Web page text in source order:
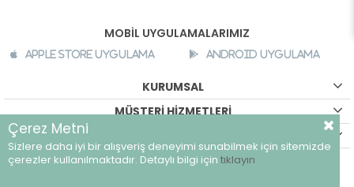
MOBİL UYGULAMALARIMIZ
Apple Store Uygulama Android Uygulama
KURUMSAL
MÜŞTERİ HİZMETLERİ
©breeze.com.tr - Tüm hakları saklıdır.
Çerez Metni
Sizlere daha iyi bir alışveriş deneyimi sunabilmek için sitemizde
çerezler kullanılmaktadır. Detaylı bilgi için tıklayın